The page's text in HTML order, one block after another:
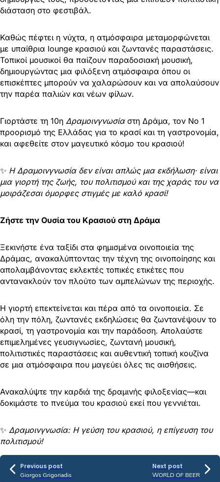
διάσταση στο φεστιβάλ.
Καθώς πέφτει η νύχτα, η ατμόσφαιρα μεταμορφώνεται
με υπαίθρια lounge κρασιού και ζωντανές παραστάσεις.
Τοπικοί μουσικοί θα παίζουν παραδοσιακή μουσική,
δημιουργώντας μια φιλόξενη ατμόσφαιρα όπου οι
επισκέπτες μπορούν να χαλαρώσουν και να απολαύσουν
την παρέα παλιών και νέων φίλων.
Γιορτάστε τη 10η Δραμοινγνωσίαστη Δράμα, τον Νο 1
προορισμό της Ελλάδας για το κρασί και τη γαστρονομία,
και αφεθείτε στον μαγευτικό κόσμο του κρασιού!
✨ Η Δραμοινγνωσία δεν είναι απλώς μια εκδήλωση· είναι
μια γιορτή της ζωής, του πολιτισμού και της χαράς του να
μοιράζεσαι όμορφες στιγμές με καλό κρασί!
Ζήστε την Ουσία του Κρασιού στη Δράμα
Ξεκινήστε ένα ταξίδι στα φημισμένα οινοποιεία της
Δράμας, ανακαλύπτοντας την τέχνη της οινοποίησης και
απολαμβάνοντας εκλεκτές τοπικές ετικέτες που
αντανακλούν τον πλούτο των αμπελώνων της περιοχής.
Η γιορτή επεκτείνεται και πέρα από τα οινοποιεία. Σε
όλη την πόλη, ζωντανές εκδηλώσεις θα ζωντανέψουν το
κρασί, τη γαστρονομία και την παράδοση. Απολαύστε
επιμελημένες γευσιγνωσίες, ζωντανή μουσική,
πολιτιστικές παραστάσεις και αυθεντική τοπική κουζίνα
σε μια ατμόσφαιρα που μαγεύει όλες τις αισθήσεις.
Ανακαλύψτε την καρδιά της δραμινής φιλοξενίας—και
δοκιμάστε το πνεύμα του κρασιού εκεί που γεννιέται.
✨ Δραμοινγνωσία: Η γεύση του κρασιού, η επίγευση του
πολιτισμού!
Previous post
Giorgos Grigoriadis
Next post
WORLD OF BEER